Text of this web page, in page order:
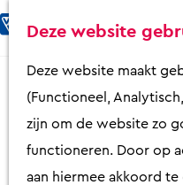
Deze website
Deze website maakt
(Functioneel,
zijn om de website zo
functioneren. Door op
aan hiermee akkoord te
K
a
r
t
Z
e
k
e
n
e
n
u
Touren op
Kasteel